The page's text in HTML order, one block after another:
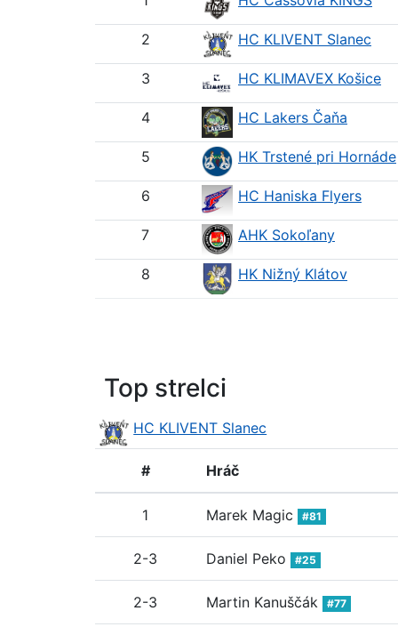
2 HC KLIVENT Slanec
3 HC KLIMAVEX Košice
4 HC Lakers Čaňa
5 HK Trstené pri Hornáde
6 HC Haniska Flyers
7 AHK Sokoľany
8 HK Nižný Klátov
Top strelci
HC KLIVENT Slanec
# Hráč
1 Marek Magic #81
2-3 Daniel Peko #25
2-3 Martin Kanuščák #77